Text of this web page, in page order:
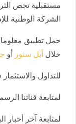
مستقبلية تخص
الشركة الوطنية
حمل تطبيق
خلال أبل ستور أو
للتداول
لمتابعة قناتنا
لمتابعة آخر أخبار